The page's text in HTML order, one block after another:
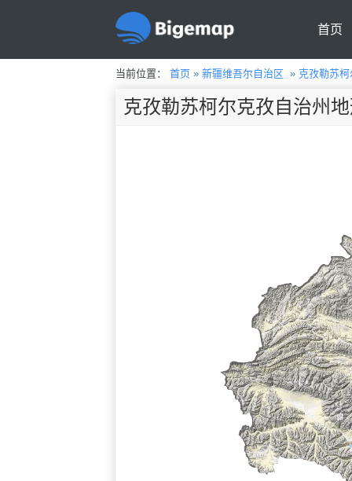
首页
当前位置： 首页» 新疆维吾尔自治区 » 克孜勒苏
克孜勒苏柯尔克孜自治州